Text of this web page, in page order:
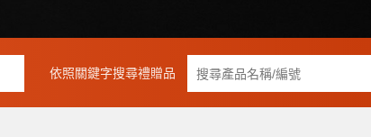
依照關鍵字搜尋禮贈品